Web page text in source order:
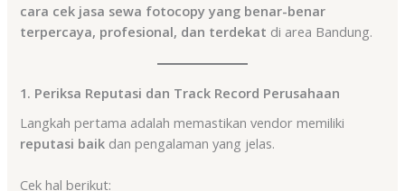
cara cek jasa sewa fotocopy yang benar-benar
terpercaya, profesional, dan terdekat di area Bandung.
1. Periksa Reputasi dan Track Record Perusahaan
Langkah pertama adalah memastikan vendor memiliki
reputasi baik dan pengalaman yang jelas.
Cek hal berikut: